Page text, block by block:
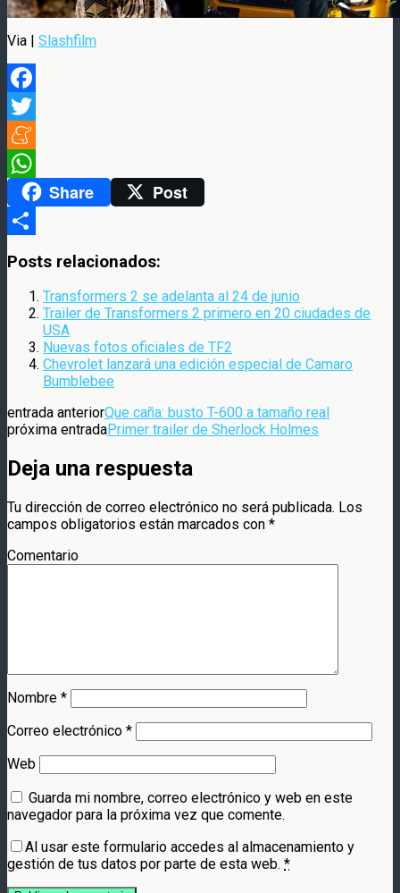
Via | Slashfilm
Facebook
Twitter
Meneame
WhatsAppShare Post
Posts relacionados:
Transformers 2 se adelanta al 24 de junio
Trailer de Transformers 2 primero en 20 ciudades de
USA
Nuevas fotos oficiales de TF2
Chevrolet lanzará una edición especial de Camaro
Bumblebee
entrada anteriorQue caña: busto T-600 a tamaño real
próxima entradaPrimer trailer de Sherlock Holmes
Deja una respuesta
Tu dirección de correo electrónico no será publicada. Los
campos obligatorios están marcados con *
Comentario
Nombre *
Correo electrónico *
Web
Guarda mi nombre, correo electrónico y web en este
navegador para la próxima vez que comente.
Al usar este formulario accedes al almacenamiento y
gestión de tus datos por parte de esta web. *